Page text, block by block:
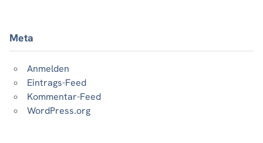
Meta
Anmelden
Eintrags-Feed
Kommentar-Feed
WordPress.org